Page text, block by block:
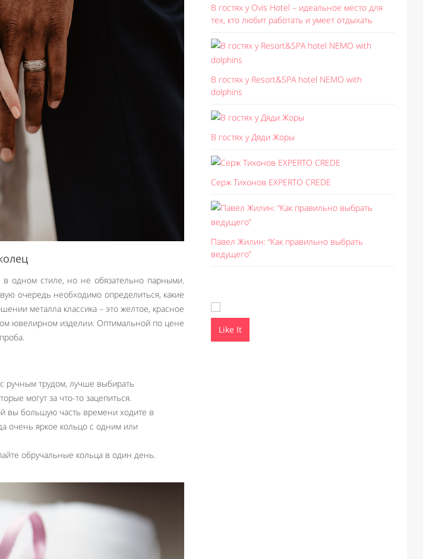
одном стиле, но не обязательно парными.
очередь необходимо определиться, какие
металла классика – это желтое, красное
ювелирном изделии. Оптимальной по цене
ручным трудом, лучше выбирать
могут за что-то зацепиться.
вы большую часть времени ходите в
очень яркое кольцо с одним или
обручальные кольца в один день.
В гостях у Ovis Hotel – идеальное место для
тех, кто любит работать и умеет отдыхать
В гостях у Resort&SPA hotel NEMO with
dolphins
В гостях у Дяди Жоры
Серж Тихонов EXPERTO CREDE
Павел Жилин: “Как правильно выбрать
ведущего”
Like It